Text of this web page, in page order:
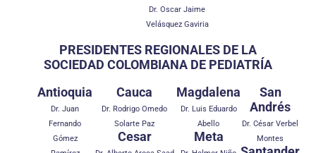
Dr. Oscar Jaime
Velásquez Gaviria
PRESIDENTES REGIONALES DE LA
SOCIEDAD COLOMBIANA DE PEDIATRÍA
Antioquia
Dr. Juan
Fernando
Gómez
Cauca
Dr. Rodrigo Omedo
Solarte Paz
Cesar
Magdalena
Dr. Luis Eduardo
Abello
Meta
San
Andrés
Dr. César Verbel
Montes